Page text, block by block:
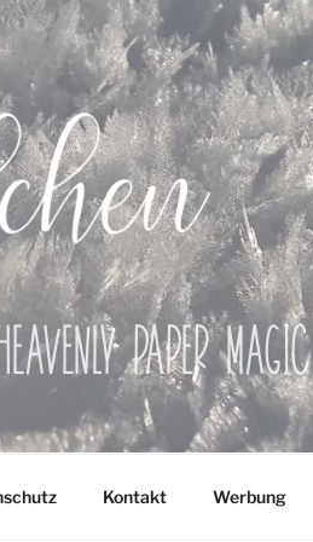
Paper Magic
Kontakt Werbung